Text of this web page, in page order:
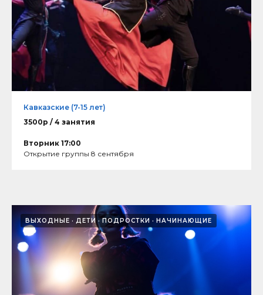
Кавказские (7-15 лет)
3500р / 4 занятия
Вторник 17:00
Открытие группы 8 сентября
ВЫХОДНЫЕ ДЕТИ ПОДРОСТКИ НАЧИНАЮЩИЕ